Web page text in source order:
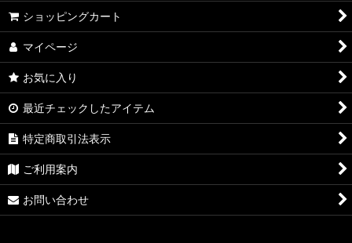
JB23
JB33/43
JB74
JC74(ノマド)
Trail Gear
ショッピングカート
マイページ
お気に入り
最近チェックしたアイテム
特定商取引法表示
ご利用案内
お問い合わせ